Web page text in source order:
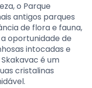
o Parque
antigos parques
de flora e fauna,
oportunidade de
intocadas e
é um
cristalinas